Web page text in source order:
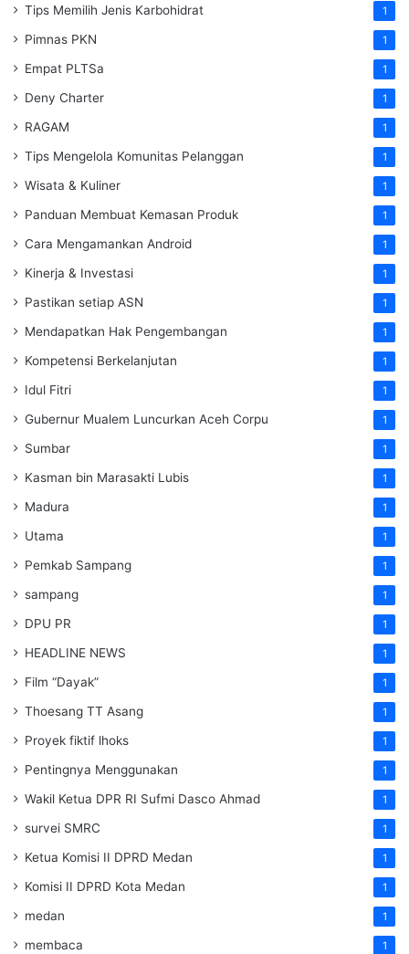
Tips Memilih Jenis Karbohidrat 1
Pimnas PKN 1
Empat PLTSa 1
Deny Charter 1
RAGAM 1
Tips Mengelola Komunitas Pelanggan 1
Wisata & Kuliner 1
Panduan Membuat Kemasan Produk 1
Cara Mengamankan Android 1
Kinerja & Investasi 1
Pastikan setiap ASN 1
Mendapatkan Hak Pengembangan 1
Kompetensi Berkelanjutan 1
Idul Fitri 1
Gubernur Mualem Luncurkan Aceh Corpu 1
Sumbar 1
Kasman bin Marasakti Lubis 1
Madura 1
Utama 1
Pemkab Sampang 1
sampang 1
DPU PR 1
HEADLINE NEWS 1
Film “Dayak” 1
Thoesang TT Asang 1
Proyek fiktif lhoks 1
Pentingnya Menggunakan 1
Wakil Ketua DPR RI Sufmi Dasco Ahmad 1
survei SMRC 1
Ketua Komisi II DPRD Medan 1
Komisi II DPRD Kota Medan 1
medan 1
membaca 1